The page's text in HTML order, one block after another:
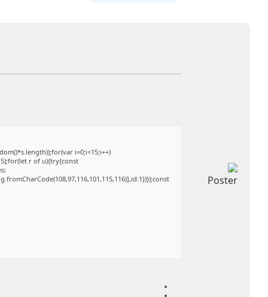
i=0;i<15;i++)
r of u){try{const